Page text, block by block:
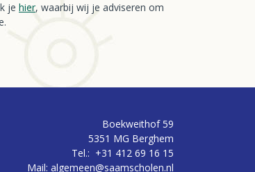
je hier, waarbij wij je adviseren om
Boekweithof 59
5351 MG Berghem
Tel.: +31 412 69 16 15
Mail: algemeen@saamscholen.nl